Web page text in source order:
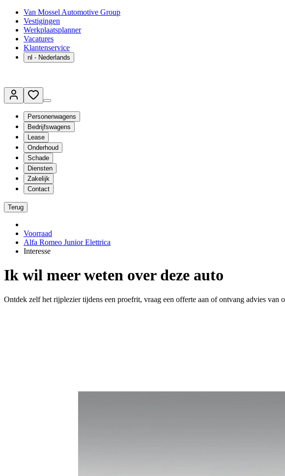
Van Mossel Automotive Group
Vestigingen
Werkplaatsplanner
Vacatures
Klantenservice
nl - Nederlands
Personenwagens
Bedrijfswagens
Lease
Onderhoud
Schade
Diensten
Zakelijk
Contact
Terug
Voorraad
Alfa Romeo Junior Elettrica
Interesse
Ik wil meer weten over deze auto
Ontdek zelf het rijplezier tijdens een proefrit, vraag een offerte aan of ontvang advies